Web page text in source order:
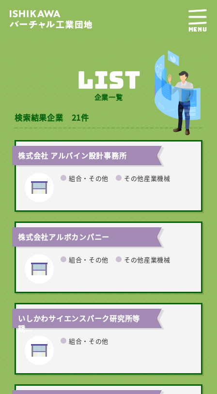
MENU
LIST
企業一覧
検索結果企業 21件
株式会社 アルパイン設計事務所
組合・その他 その他産業機械
株式会社アルボカンパニー
組合・その他 その他産業機械
いしかわサイエンスパーク研究所等
誘...
組合・その他